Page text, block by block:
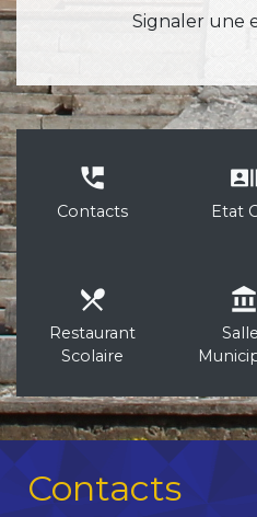
Signaler une
perm_phone_msg
Contacts
recent_actors
Etat
local_dining
Restaurant
Scolaire
account_balance
Contacts